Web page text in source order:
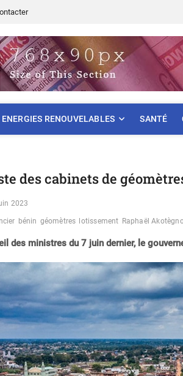
ENERGIES RENOUVELABLES SANTÉ
des cabinets de
2023
bénin géomètres lotissement Raphaël
des ministres du 7 juin dernier, le